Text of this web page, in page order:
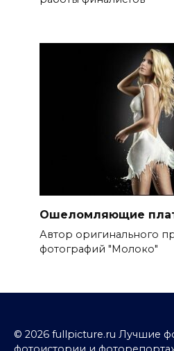
Ошеломляющие
Автор оригинального
фотографий "Молоко"
© 2026 fullpicture.ru Лучшие